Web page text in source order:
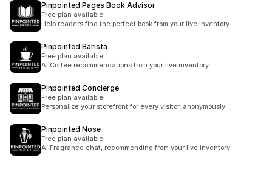
Pinpointed Pages Book Advisor
Free plan available
Help readers find the perfect book from your live inventory
Pinpointed Barista
Free plan available
AI Coffee recommendations from your live inventory
Pinpointed Concierge
Free plan available
Personalize your storefront for every visitor, anonymously.
Pinpointed Nose
Free plan available
AI Fragrance chat, recommending from your live inventory